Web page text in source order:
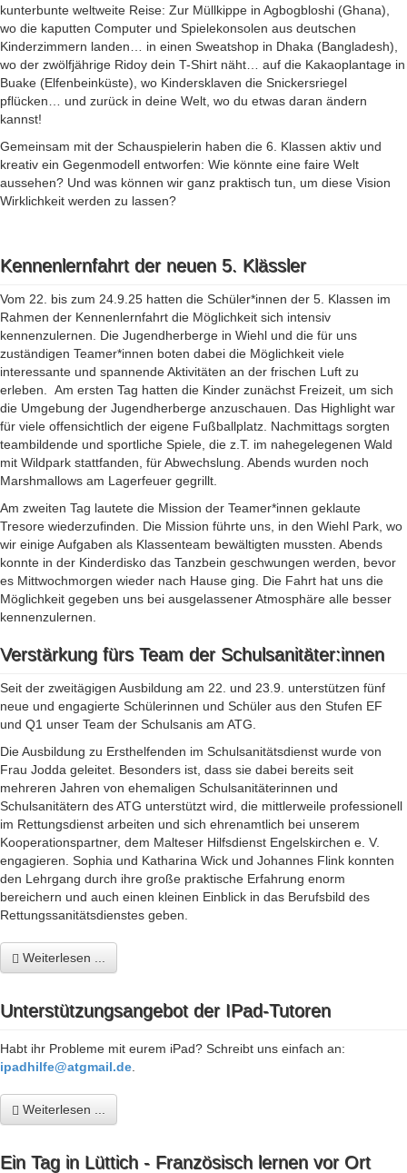
kunterbunte weltweite Reise: Zur Müllkippe in Agbogbloshi (Ghana),
wo die kaputten Computer und Spielekonsolen aus deutschen
Kinderzimmern landen… in einen Sweatshop in Dhaka (Bangladesh),
wo der zwölfjährige Ridoy dein T-Shirt näht… auf die Kakaoplantage in
Buake (Elfenbeinküste), wo Kindersklaven die Snickersriegel
pflücken… und zurück in deine Welt, wo du etwas daran ändern
kannst!
Gemeinsam mit der Schauspielerin haben die 6. Klassen aktiv und
kreativ ein Gegenmodell entworfen: Wie könnte eine faire Welt
aussehen? Und was können wir ganz praktisch tun, um diese Vision
Wirklichkeit werden zu lassen?
Kennenlernfahrt der neuen 5. Klässler
Vom 22. bis zum 24.9.25 hatten die Schüler*innen der 5. Klassen im
Rahmen der Kennenlernfahrt die Möglichkeit sich intensiv
kennenzulernen. Die Jugendherberge in Wiehl und die für uns
zuständigen Teamer*innen boten dabei die Möglichkeit viele
interessante und spannende Aktivitäten an der frischen Luft zu
erleben.
Am ersten Tag hatten die Kinder zunächst Freizeit, um sich
die Umgebung der Jugendherberge anzuschauen. Das Highlight war
für viele offensichtlich der eigene Fußballplatz. Nachmittags sorgten
teambildende und sportliche Spiele, die z.T. im nahegelegenen Wald
mit Wildpark stattfanden, für Abwechslung. Abends wurden noch
Marshmallows am Lagerfeuer gegrillt.
Am zweiten Tag lautete die Mission der Teamer*innen geklaute
Tresore wiederzufinden. Die Mission führte uns, in den Wiehl Park, wo
wir einige Aufgaben als Klassenteam bewältigten mussten. Abends
konnte in der Kinderdisko das Tanzbein geschwungen werden, bevor
es Mittwochmorgen wieder nach Hause ging. Die Fahrt hat uns die
Möglichkeit gegeben uns bei ausgelassener Atmosphäre alle besser
kennenzulernen.
Verstärkung fürs Team der Schulsanitäter:innen
Seit der zweitägigen Ausbildung am 22. und 23.9. unterstützen fünf
neue und engagierte Schülerinnen und Schüler aus den Stufen EF
und Q1 unser Team der Schulsanis am ATG.
Die Ausbildung zu Ersthelfenden im Schulsanitätsdienst wurde von
Frau Jodda geleitet. Besonders ist, dass sie dabei bereits seit
mehreren Jahren von ehemaligen Schulsanitäterinnen und
Schulsanitätern des ATG unterstützt wird, die mittlerweile professionell
im Rettungsdienst arbeiten und sich ehrenamtlich bei unserem
Kooperationspartner, dem Malteser Hilfsdienst Engelskirchen e. V.
engagieren. Sophia und Katharina Wick und Johannes Flink konnten
den Lehrgang durch ihre große praktische Erfahrung enorm
bereichern und auch einen kleinen Einblick in das Berufsbild des
Rettungssanitätsdienstes geben.
Weiterlesen ...
Unterstützungsangebot der IPad-Tutoren
Habt ihr Probleme mit eurem iPad? Schreibt uns einfach an:
ipadhilfe@atgmail.de
Weiterlesen ...
Ein Tag in Lüttich - Französisch lernen vor Ort